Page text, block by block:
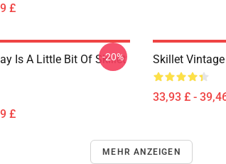
£
Is A Little Bit Of Skillet
£
-20% Skillet
33,93 £ -
MEHR ANZEIGEN